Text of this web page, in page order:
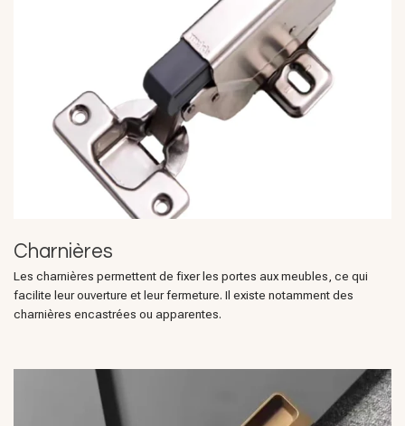
Charnières
Les charnières permettent de fixer les portes aux meubles, ce qui
facilite leur ouverture et leur fermeture. Il existe notamment des
charnières encastrées ou apparentes.